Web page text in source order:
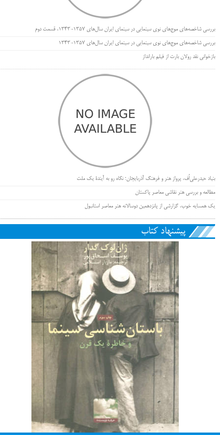
بررسی شاخصه‌های موج‌های نوی سینمایی در سینمای ایران سال‌های 1357-1343، قسمت دوم
بررسی شاخصه‌های موج‌های نوی سینمایی در سینمای ایران سال‌های 1357-1343
بازخوانی نقد رولان بارت از فیلم بارانداز
بنیاد حیدرعلی‌اُف، پرواز هنر و فرهنگ آذربایجان؛ نگاه رو به آیندۀ یک ملت
مطالعه و بررسی هنر نقاشی معاصر پاکستان
یک همسایه خوب، گزارشی از پانزدهمین دوسالانه هنر معاصر استانبول
پیشنهاد کتاب